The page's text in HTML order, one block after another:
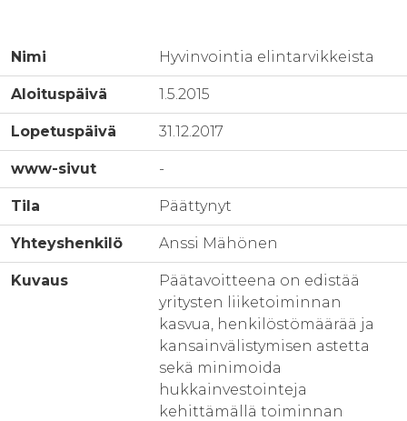
Nimi Hyvinvointia elintarvikkeista
Aloituspäivä 1.5.2015
Lopetuspäivä 31.12.2017
www-sivut -
Tila Päättynyt
Yhteyshenkilö Anssi Mähönen
Kuvaus
Päätavoitteena on edistää
yritysten liiketoiminnan
kasvua, henkilöstömäärää ja
kansainvälistymisen astetta
sekä minimoida
hukkainvestointeja
kehittämällä toiminnan